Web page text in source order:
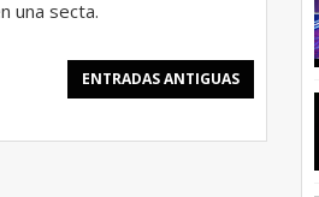
una secta.
ENTRADAS ANTIGUAS